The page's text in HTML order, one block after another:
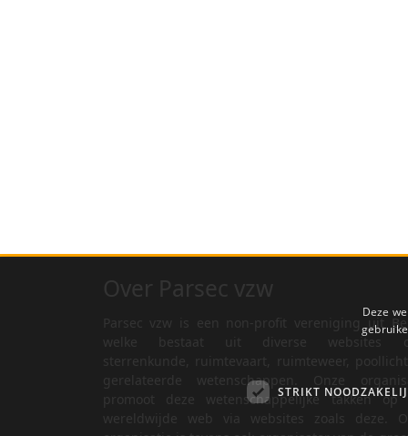
Parsec vzw is een non-profit vereniging uit
welke bestaat uit diverse websites
gerelateerde wetenschappen. Onze
promoot deze wetenschappelijke takken op
Deze
STRIKT